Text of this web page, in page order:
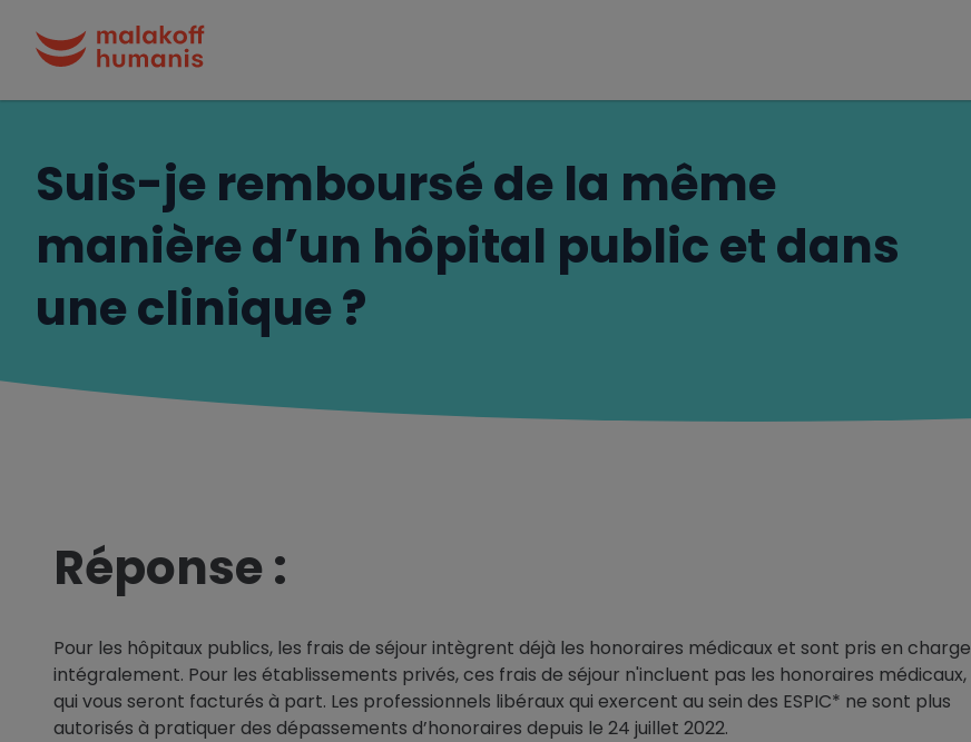
Suis-je remboursé de la même
manière d’un hôpital public et dans
une clinique ?
Réponse :
Pour les hôpitaux publics, les frais de séjour intègrent déjà les honoraires médicaux et sont pris en charge
intégralement. Pour les établissements privés, ces frais de séjour n'incluent pas les honoraires médicaux,
qui vous seront facturés à part. Les professionnels libéraux qui exercent au sein des ESPIC* ne sont plus
autorisés à pratiquer des dépassements d’honoraires depuis le 24 juillet 2022.